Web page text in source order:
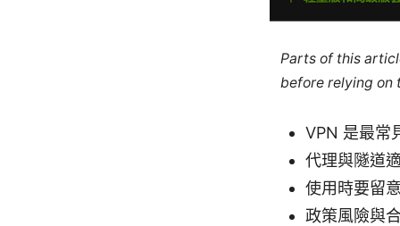
Parts of this
before relying on
VPN 是最常
代理與隧道
使用時要留
政策風險與